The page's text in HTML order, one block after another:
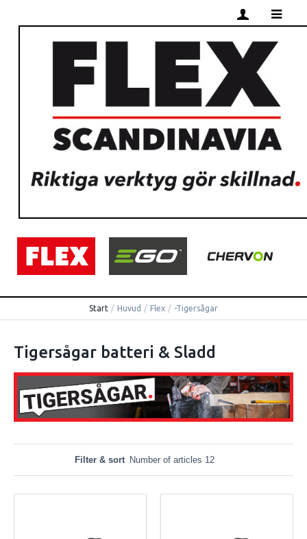
Start / Huvud / Flex / -Tigersågar
Tigersågar batteri & Sladd
Filter & sort Number of articles 12